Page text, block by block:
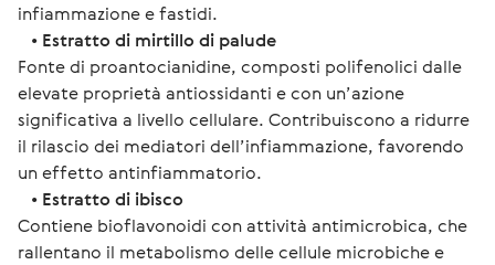
infiammazione e fastidi.
• Estratto di mirtillo di palude
Fonte di proantocianidine, composti polifenolici dalle
elevate proprietà antiossidanti e con un’azione
significativa a livello cellulare. Contribuiscono a ridurre
il rilascio dei mediatori dell’infiammazione, favorendo
un effetto antinfiammatorio.
• Estratto di ibisco
Contiene bioflavonoidi con attività antimicrobica, che
rallentano il metabolismo delle cellule microbiche e